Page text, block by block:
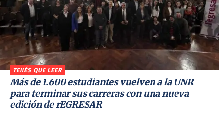
TENÉS QUE LEER
Más de 1.600 estudiantes vuelven a la UNR
para terminar sus carreras con una nueva
edición de rEGRESAR